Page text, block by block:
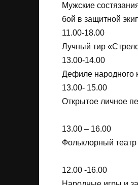
Мужские
бой в защитной
11.00-18.00
Лучный тир
13.00-14.00
Дефиле народного
13.00- 15.00
Открытое личное
13.00 – 16.00
Фольклорный театр
12.00 -16.00